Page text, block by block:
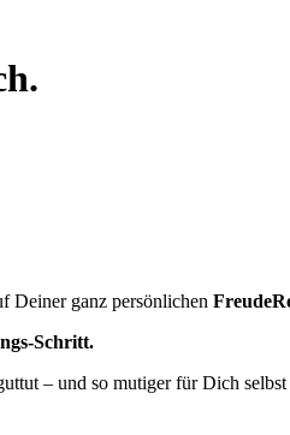
Deiner ganz persönlichen
Schritt.
– und so mutiger für Dich selbst